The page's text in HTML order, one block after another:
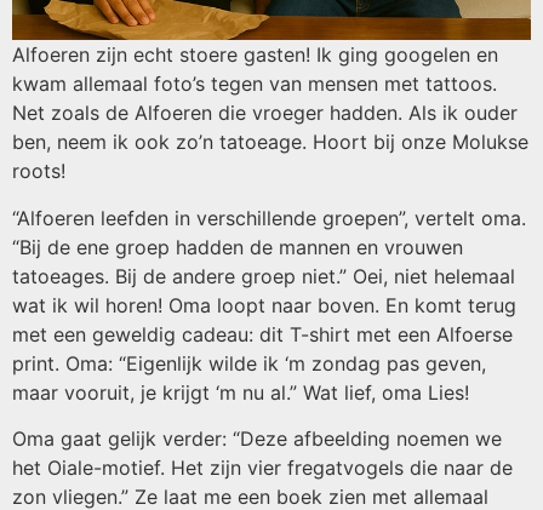
Alfoeren zijn echt stoere gasten! Ik ging googelen en
kwam allemaal foto’s tegen van mensen met tattoos.
Net zoals de Alfoeren die vroeger hadden. Als ik ouder
ben, neem ik ook zo’n tatoeage. Hoort bij onze Molukse
roots!
“Alfoeren leefden in verschillende groepen”, vertelt oma.
“Bij de ene groep hadden de mannen en vrouwen
tatoeages. Bij de andere groep niet.” Oei, niet helemaal
wat ik wil horen! Oma loopt naar boven. En komt terug
met een geweldig cadeau: dit T-shirt met een Alfoerse
print. Oma: “Eigenlijk wilde ik ‘m zondag pas geven,
maar vooruit, je krijgt ‘m nu al.” Wat lief, oma Lies!
Oma gaat gelijk verder: “Deze afbeelding noemen we
het Oiale-motief. Het zijn vier fregatvogels die naar de
zon vliegen.” Ze laat me een boek zien met allemaal